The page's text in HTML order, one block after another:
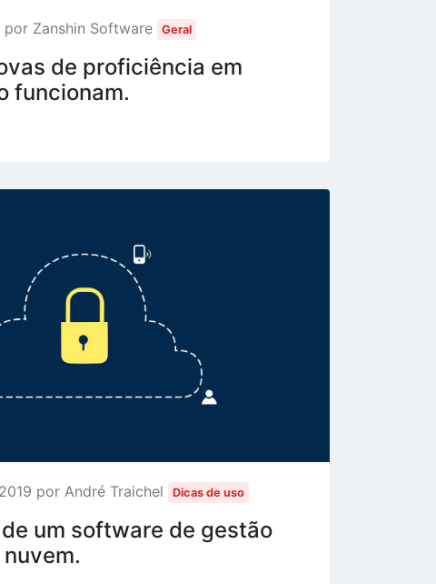
Zanshin Software Geral
de proficiência em
funcionam.
por André Traichel Dicas de uso
um software de gestão